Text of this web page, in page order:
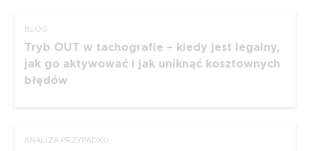
BLOG
Tryb OUT w tachografie – kiedy jest legalny,
jak go aktywować i jak uniknąć kosztownych
błędów
ANALIZA PRZYPADKU